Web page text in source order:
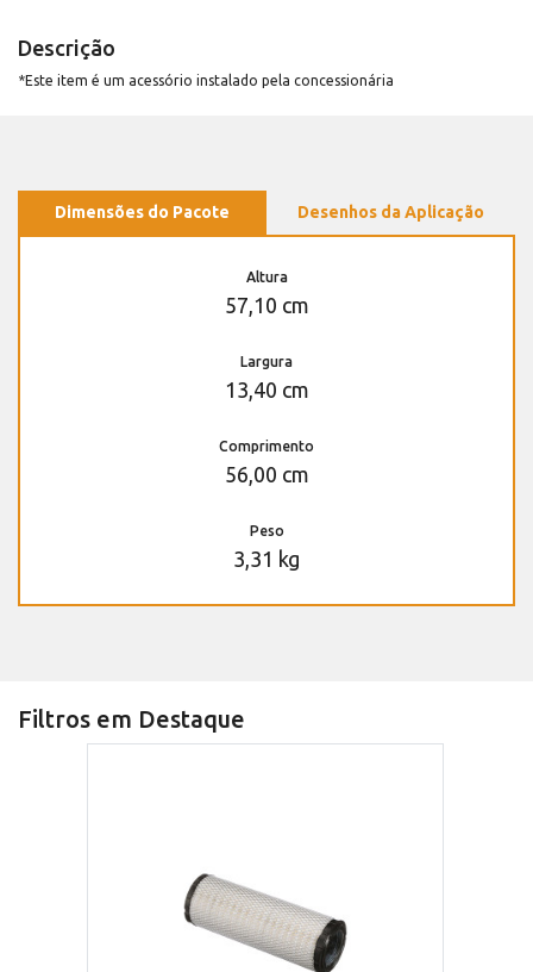
Descrição
*Este item é um acessório instalado pela concessionária
Dimensões do Pacote Desenhos da Aplicação
Altura
57,10 cm
Largura
13,40 cm
Comprimento
56,00 cm
Peso
3,31 kg
Filtros em Destaque